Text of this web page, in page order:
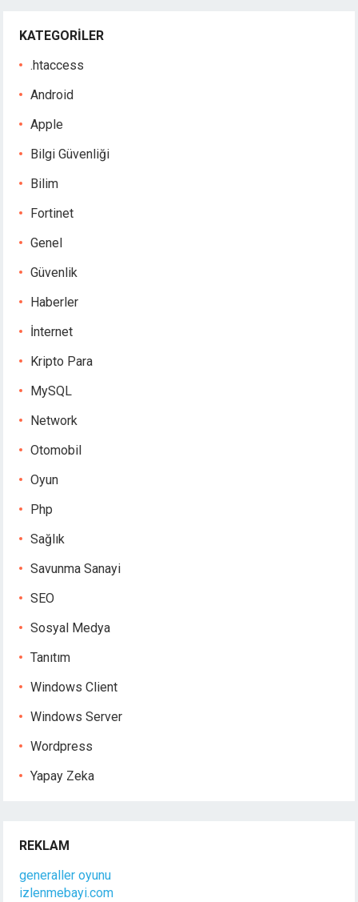
KATEGORILER
.htaccess
Android
Apple
Bilgi Güvenliği
Bilim
Fortinet
Genel
Güvenlik
Haberler
İnternet
Kripto Para
MySQL
Network
Otomobil
Oyun
Php
Sağlık
Savunma Sanayi
SEO
Sosyal Medya
Tanıtım
Windows Client
Windows Server
Wordpress
Yapay Zeka
REKLAM
generaller oyunu
izlenmebayi.com